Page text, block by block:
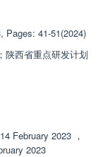
Pages: 41-51(2024)
陕西省重点研发计划
14 February 2023 ，
2023